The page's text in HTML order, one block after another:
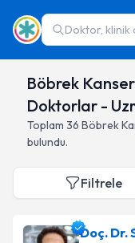
Doktor, klinik
Böbrek
Doktorlar -
Toplam 36 Böbrek
bulundu.
Filtrele
Doç. Dr.